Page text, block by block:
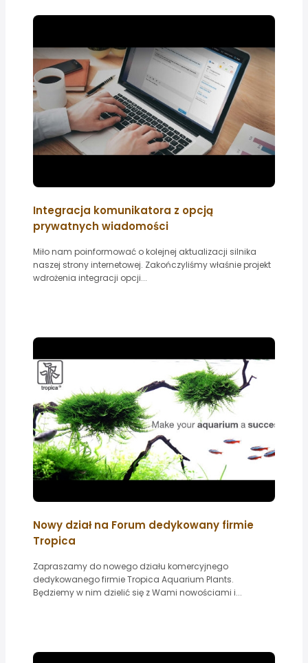
Integracja komunikatora z opcją
prywatnych wiadomości
Miło nam poinformować o kolejnej aktualizacji silnika
naszej strony internetowej. Zakończyliśmy właśnie projekt
wdrożenia integracji opcji...
Nowy dział na Forum dedykowany firmie
Tropica
Zapraszamy do nowego działu komercyjnego
dedykowanego firmie Tropica Aquarium Plants.
Będziemy w nim dzielić się z Wami nowościami i...